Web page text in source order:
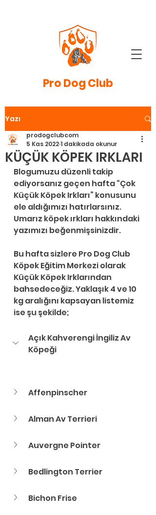
ProDog Club
Yazı
KÜÇÜK KÖPEK IRKLARI
prodogclubcom
5 Kas 20221 dakikada okunur
Blogumuzu düzenli takip
ediyorsanız geçen hafta “Çok
Küçük Köpek Irkları” konusunu
ele aldığımızı hatırlarsınız.
Umarız köpek ırkları hakkındaki
yazımızı beğenmişsinizdir.
Bu hafta sizlere Pro Dog Club
Köpek Eğitim Merkezi olarak
Küçük Köpek Irklarından
bahsedeceğiz. Yaklaşık 4 ve 10
kg aralığını kapsayan listemiz
ise şu şekilde;
Açık Kahverengi İngiliz Av
Köpeği
Affenpinscher
Alman Av Terrieri
Auvergne Pointer
Bedlington Terrier
Bichon Frise